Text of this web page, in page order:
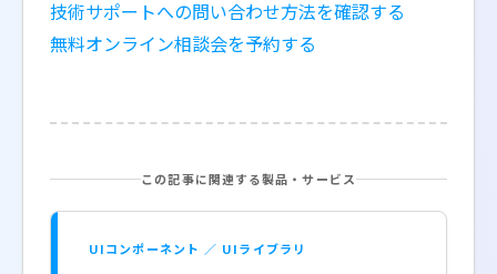
技術サポートへの問い合わせ方法を確認する
無料オンライン相談会を予約する
この記事に関連する製品・サービス
UIコンポーネント ／ UIライブラリ